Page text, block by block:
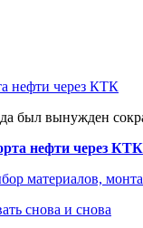
нефти через КТК
был вынужден
нефти через КТК
материалов,
снова и снова